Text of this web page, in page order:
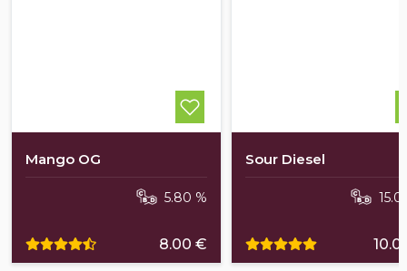
Mango OG
5.80 %
8.00 €
Sour Diesel